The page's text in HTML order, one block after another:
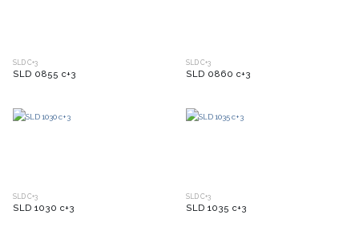
SLD C+3
SLD 0855 c+3
SLD C+3
SLD 0860 c+3
SLD C+3
SLD 1030 c+3
SLD C+3
SLD 1035 c+3